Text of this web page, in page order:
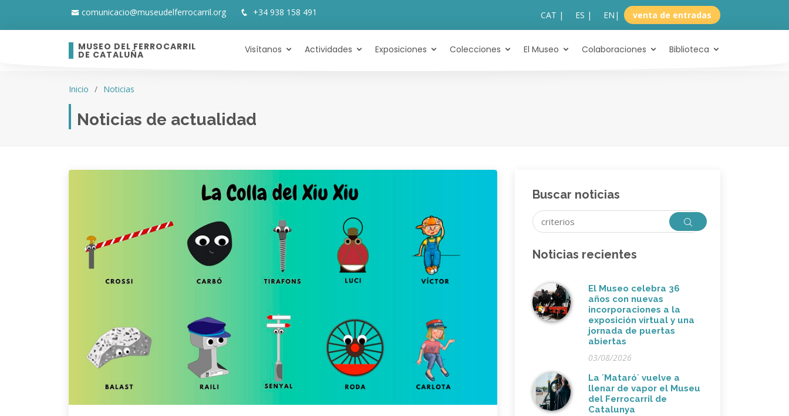
comunicacio@museudelferrocarril.org +34 938 158 491 CAT | ES | EN | venta de entradas
MUSEO DEL FERROCARRIL
DE CATALUÑA Visítanos Actividades Exposiciones Colecciones El Museo Colaboraciones Biblioteca
Inicio Noticias
Noticias de actualidad
Buscar noticias
Noticias recientes
El Museo celebra 36
años con nuevas
incorporaciones a la
exposición virtual y una
jornada de puertas
abiertas
03/08/2026
La ´Mataró´ vuelve a
llenar de vapor el Museu
del Ferrocarril de
Catalunya